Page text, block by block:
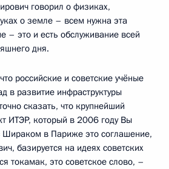
говорил о физиках,
о земле – всем нужна эта
– это и есть обслуживание всей
дня.
российские и советские учёные
в развитие инфраструктуры
сказать, что крупнейший
ИТЭР, который в 2006 году Вы
Шираком в Париже это соглашение,
базируется на идеях советских
токамак, это советское слово, –